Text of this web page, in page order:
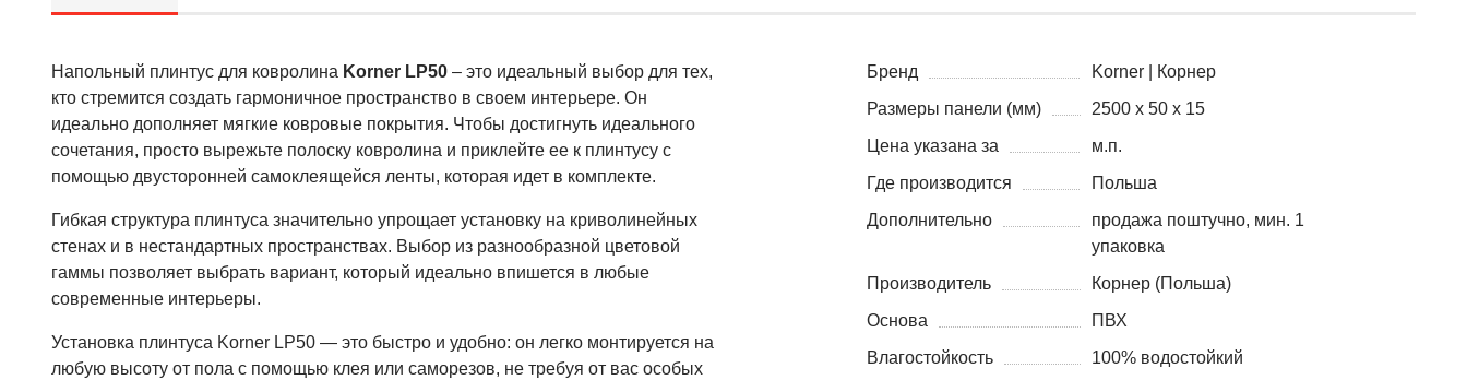
Напольный плинтус для ковролина Korner LP50 – это идеальный выбор для тех,
кто стремится создать гармоничное пространство в своем интерьере. Он
идеально дополняет мягкие ковровые покрытия. Чтобы достигнуть идеального
сочетания, просто вырежьте полоску ковролина и приклейте ее к плинтусу с
помощью двусторонней самоклеящейся ленты, которая идет в комплекте.
Гибкая структура плинтуса значительно упрощает установку на криволинейных
стенах и в нестандартных пространствах. Выбор из разнообразной цветовой
гаммы позволяет выбрать вариант, который идеально впишется в любые
современные интерьеры.
Установка плинтуса Korner LP50 — это быстро и удобно: он легко монтируется на
любую высоту от пола с помощью клея или саморезов, не требуя от вас особых
Бренд
Korner | Корнер
Размеры панели (мм)
2500 x 50 x 15
Цена указана за
м.п.
Где производится
Польша
Дополнительно
продажа поштучно, мин. 1
упаковка
Производитель
Корнер (Польша)
Основа
ПВХ
Влагостойкость
100% водостойкий